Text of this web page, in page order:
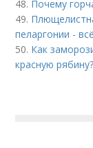
48. Почему
49.
пеларгонии -
50. Как
красную